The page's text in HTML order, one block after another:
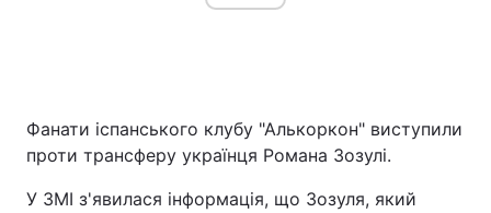
Головна Війна
Фанати іспанського клубу "Алькоркон" виступили
проти трансферу українця Романа Зозулі.
У ЗМІ з'явилася інформація, що Зозуля, який